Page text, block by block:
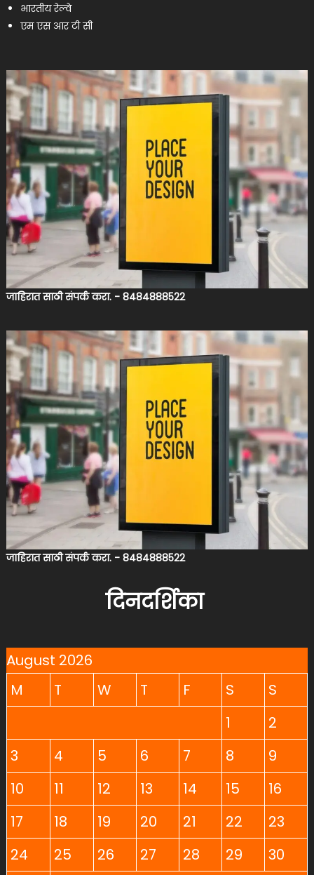
भारतीय रेल्वे
एम एस आर टी सी
जाहिरात साठी संपर्क करा. - 8484888522
जाहिरात साठी संपर्क करा. - 8484888522
दिनदर्शिका
August 2026
M
T W T F S
S
1
2
3
4 5 6 7 8
9
10
11 12 13 14 15
16
17
18 19 20 21 22
23
24
25 26 27 28 29 30